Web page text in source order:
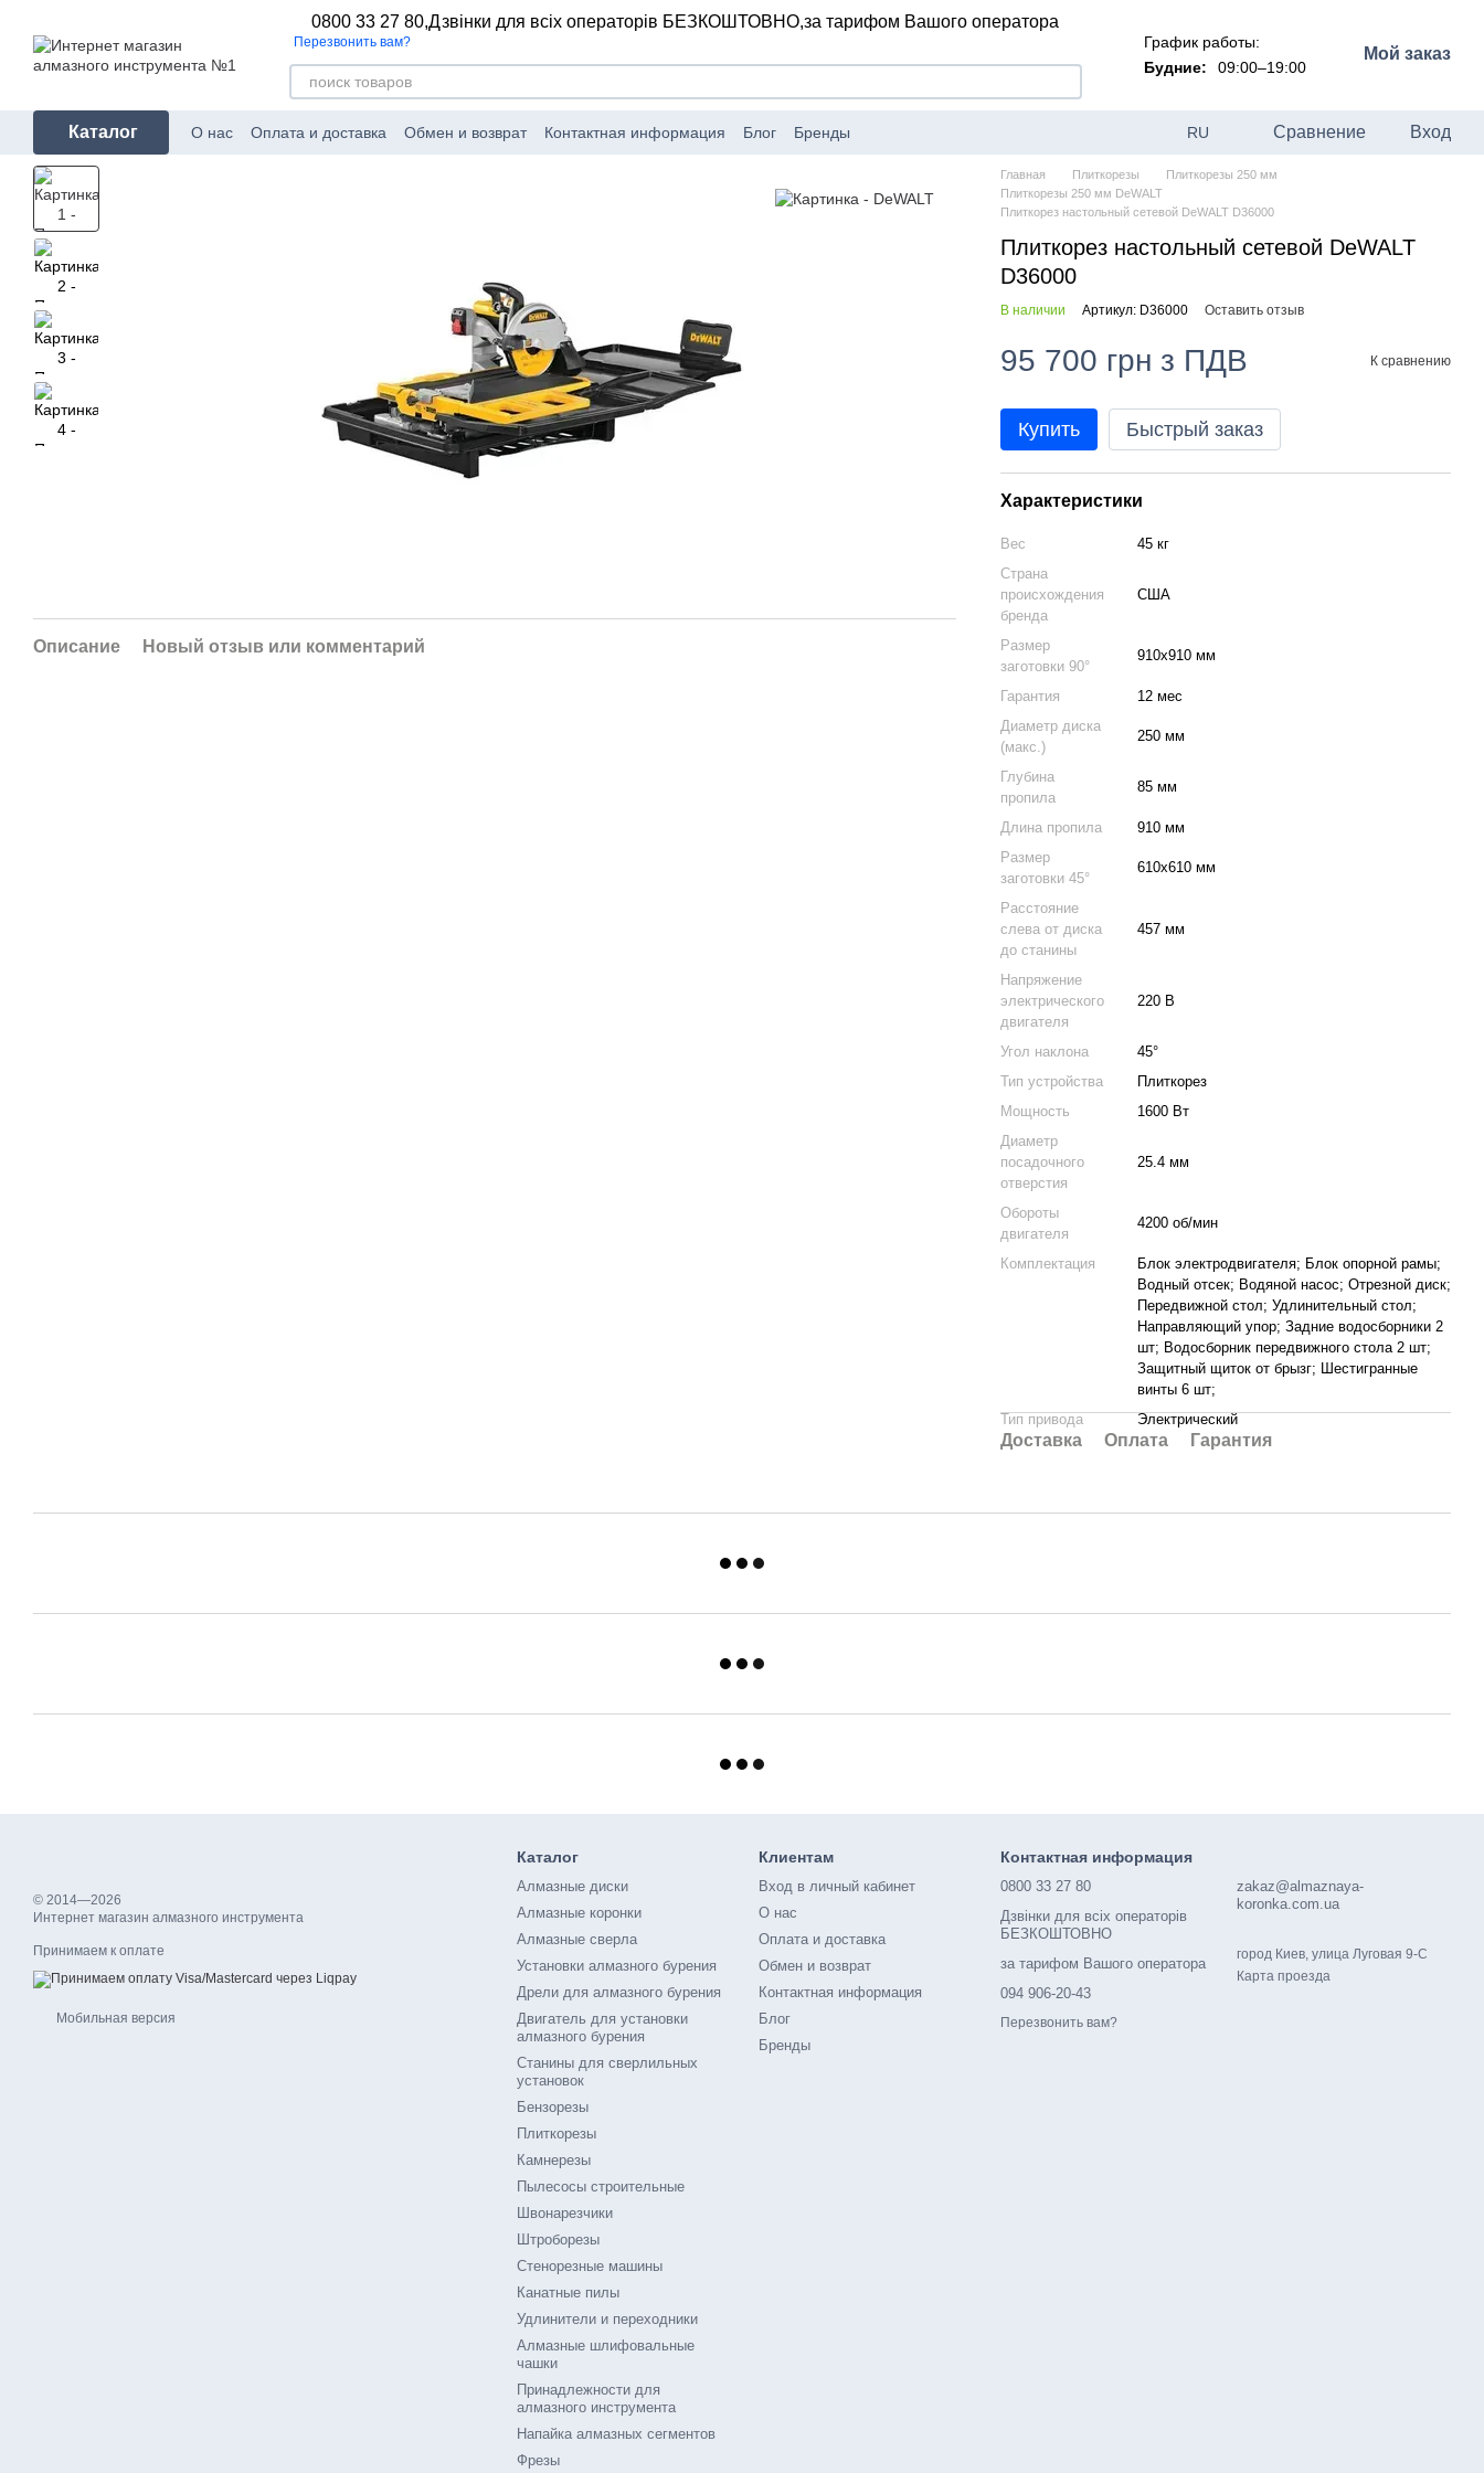
0800 33 27 80,Дзвінки для всіх операторів БЕЗКОШТОВНО,за тарифом Вашого оператора
Перезвонить вам?
График работы:
Будние:
09:00–19:00
Мой заказ
Каталог О нас Оплата и доставка Обмен и возврат Контактная информация Блог Бренды RU Сравнение Вход
Описание Новый отзыв или комментарий
Главная Плиткорезы
Плиткорезы 250 мм
Плиткорезы 250 мм DeWALT
Плиткорез настольный сетевой DeWALT D36000
Плиткорез настольный сетевой DeWALT
D36000
В наличии Артикул: D36000 Оставить отзыв
95 700 грн з ПДВ К сравнению
Купить Быстрый заказ
Характеристики
Вес
45 кг
Страна
происхождения
бренда
США
Размер
заготовки 90°
910х910 мм
Гарантия
12 мес
Диаметр диска
(макс.)
250 мм
Глубина
пропила
85 мм
Длина пропила
910 мм
Размер
заготовки 45°
610х610 мм
Расстояние
слева от диска
до станины
457 мм
Напряжение
электрического
двигателя
220 В
Угол наклона
45°
Тип устройства
Плиткорез
Мощность
1600 Вт
Диаметр
посадочного
отверстия
25.4 мм
Обороты
двигателя
4200 об/мин
Комплектация
Блок электродвигателя; Блок опорной рамы;
Водный отсек; Водяной насос; Отрезной диск;
Передвижной стол; Удлинительный стол;
Направляющий упор; Задние водосборники 2
шт; Водосборник передвижного стола 2 шт;
Защитный щиток от брызг; Шестигранные
винты 6 шт;
Тип привода
Электрический
Доставка Оплата Гарантия
© 2014—2026
Интернет магазин алмазного инструмента
Принимаем к оплате
Мобильная версия
Каталог
Алмазные диски
Алмазные коронки
Алмазные сверла
Установки алмазного бурения
Дрели для алмазного бурения
Двигатель для установки
алмазного бурения
Станины для сверлильных
установок
Бензорезы
Плиткорезы
Камнерезы
Пылесосы строительные
Швонарезчики
Штроборезы
Стенорезные машины
Канатные пилы
Удлинители и переходники
Алмазные шлифовальные
чашки
Принадлежности для
алмазного инструмента
Напайка алмазных сегментов
Фрезы
Клиентам
Вход в личный кабинет
О нас
Оплата и доставка
Обмен и возврат
Контактная информация
Блог
Бренды
Контактная информация
0800 33 27 80
Дзвінки для всіх операторів
БЕЗКОШТОВНО
за тарифом Вашого оператора
094 906-20-43
Перезвонить вам?
zakaz@almaznaya-
koronka.com.ua
город Киев, улица Луговая 9-С
Карта проезда